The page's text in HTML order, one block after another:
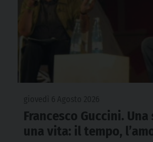
Francesco Guccini.
una vita: il tempo,